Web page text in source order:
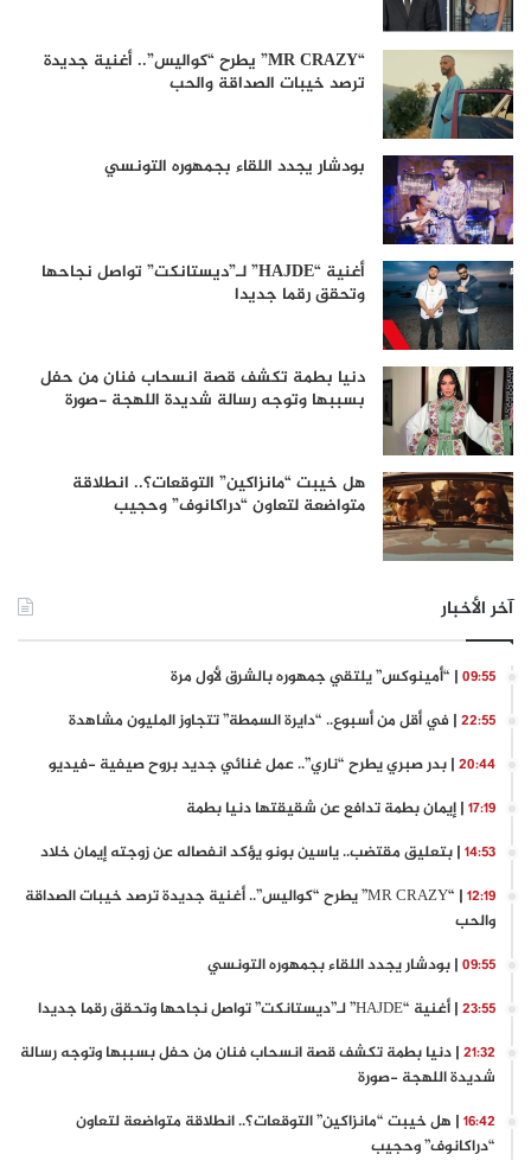
“MR CRAZY” يطرح “كواليس”.. أغنية جديدة
ترصد خيبات الصداقة والحب
بودشار يجدد اللقاء بجمهوره التونسي
أغنية “HAJDE” لـ”ديستانكت” تواصل نجاحها
وتحقق رقما جديدا
دنيا بطمة تكشف قصة انسحاب فنان من حفل
بسببها وتوجه رسالة شديدة اللهجة -صورة
هل خيبت “مانزاكين” التوقعات؟.. انطلاقة
متواضعة لتعاون “دراكانوف” وحجيب
آخر الأخبار
09:55 | “أمينوكس” يلتقي جمهوره بالشرق لأول مرة
22:55 | في أقل من أسبوع.. “دايرة السمطة” تتجاوز المليون مشاهدة
20:44 | بدر صبري يطرح “ناري”.. عمل غنائي جديد بروح صيفية -فيديو
17:19 | إيمان بطمة تدافع عن شقيقتها دنيا بطمة
14:53 | بتعليق مقتضب.. ياسين بونو يؤكد انفصاله عن زوجته إيمان خلاد
12:19
| “MR CRAZY” يطرح “كواليس”.. أغنية جديدة ترصد خيبات الصداقة
والحب
09:55 | بودشار يجدد اللقاء بجمهوره التونسي
23:55 | أغنية “HAJDE” لـ”ديستانكت” تواصل نجاحها وتحقق رقما جديدا
21:32 | دنيا بطمة تكشف قصة انسحاب فنان من حفل بسببها وتوجه رسالة
شديدة اللهجة -صورة
16:42 | هل خيبت “مانزاكين” التوقعات؟.. انطلاقة متواضعة لتعاون
“دراكانوف” وحجيب